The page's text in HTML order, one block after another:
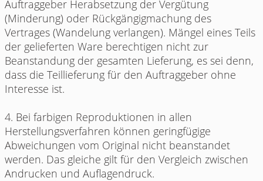
Auftraggeber Herabsetzung der Vergütung
(Minderung) oder Rückgängigmachung des
Vertrages (Wandelung verlangen). Mängel eines Teils
der gelieferten Ware berechtigen nicht zur
Beanstandung der gesamten Lieferung, es sei denn,
dass die Teillieferung für den Auftraggeber ohne
Interesse ist.
4. Bei farbigen Reproduktionen in allen
Herstellungsverfahren können geringfügige
Abweichungen vom Original nicht beanstandet
werden. Das gleiche gilt für den Vergleich zwischen
Andrucken und Auflagendruck.